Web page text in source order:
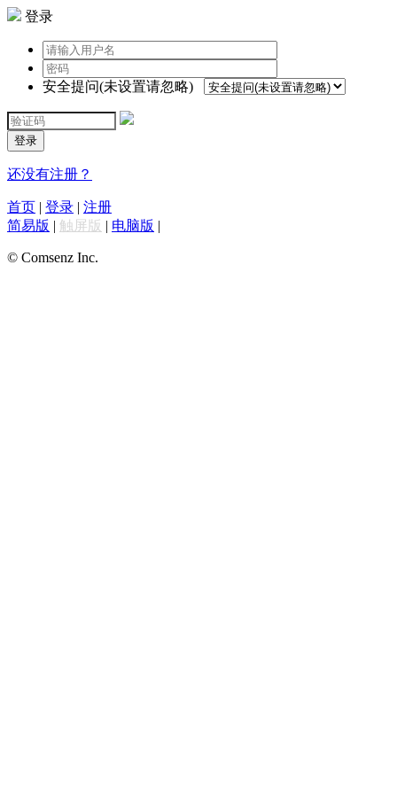
登录
安全提问(未设置请忽略)
登录
还没有注册？
首页 | 登录 | 注册
简易版 | 触屏版 | 电脑版 |
© Comsenz Inc.